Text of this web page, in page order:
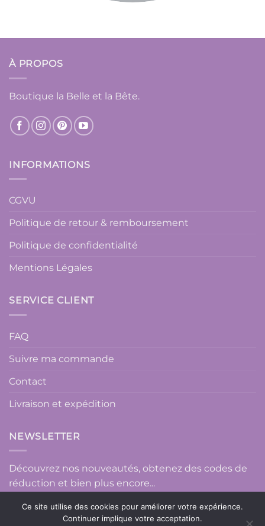
À PROPOS
Boutique la Belle et la Bête.
INFORMATIONS
CGVU
Politique de retour & remboursement
Politique de confidentialité
Mentions Légales
SERVICE CLIENT
FAQ
Suivre ma commande
Contact
Livraison et expédition
NEWSLETTER
Découvrez nos nouveautés, obtenez des codes de
réduction et bien plus encore...
Ce site utilise des cookies pour améliorer votre expérience.
Continuer implique votre acceptation.